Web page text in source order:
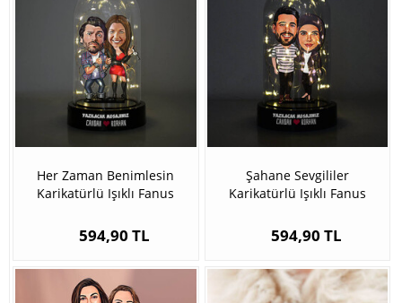
Her Zaman Benimlesin
Karikatürlü Işıklı Fanus
594,90 TL
Şahane Sevgililer
Karikatürlü Işıklı Fanus
594,90 TL